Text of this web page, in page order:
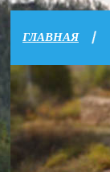
ГЛАВНАЯ